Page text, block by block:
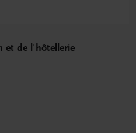
et de l'hôtellerie